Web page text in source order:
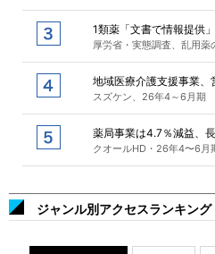
1類薬「文書で情報提供
厚労省・実態調査、乱用薬
地域医療介護支援事業
スズケン、26年4～6月期
薬局事業は4.7％減益、
クオールHD・26年4〜6月
ジャンル別アクセスランキング